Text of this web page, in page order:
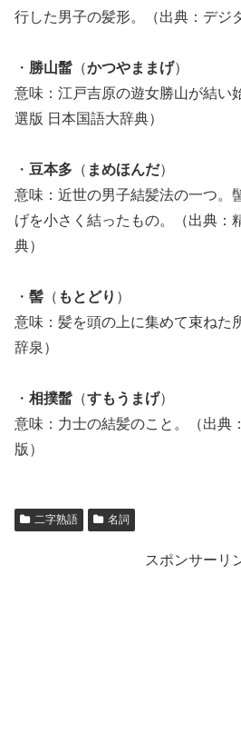
行した男子の髪形。（出典：デジ
・ 勝山髷 （かつやままげ）
意味：江戸吉原の遊女勝山が結い
選版 日本国語大辞典）
・ 豆本多 （ まめほんだ）
意味：近世の男子結髪法の一つ。
げを小さく結ったもの。（出典：
典）
・ 髻 （ もとどり ）
意味：髪を頭の上に集めて束ねた
辞泉）
・ 相撲髷 （すもうまげ）
意味：力士の結髪のこと。（出典
版）
二字熟語 名詞
スポンサーリ